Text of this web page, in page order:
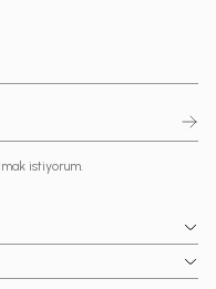
istiyorum.